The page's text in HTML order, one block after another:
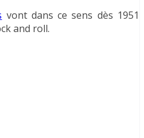
vont dans ce sens dès 1951
and roll.